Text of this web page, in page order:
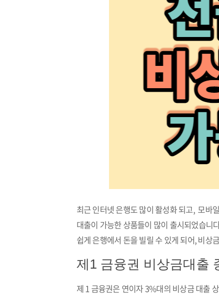
최근 인터넷 은행도 많이 활성화 되고, 모바
대출이 가능한 상품들이 많이 출시되었습니
쉽게 은행에서 돈을 빌릴 수 있게 되어, 비
제1 금융권 비상금대출
제 1 금융권은 연이자 3%대의 비상금 대출